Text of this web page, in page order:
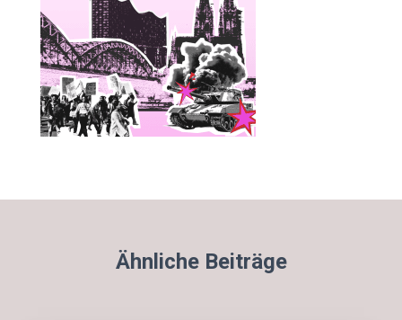
Ähnliche Beiträge